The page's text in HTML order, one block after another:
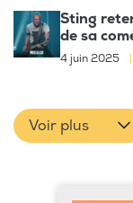
Sting
de sa
4 juin 2025
Voir plus